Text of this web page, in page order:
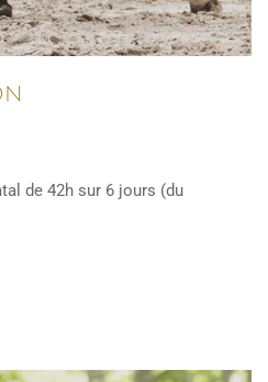
de 42h sur 6 jours (du